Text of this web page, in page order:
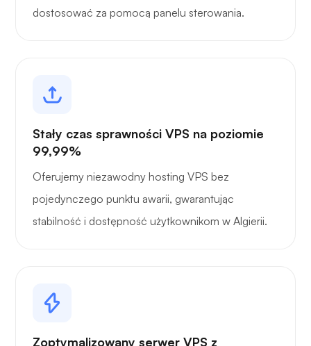
dostosować za pomocą panelu sterowania.
Stały czas sprawności VPS na poziomie
99,99%
Oferujemy niezawodny hosting VPS bez
pojedynczego punktu awarii, gwarantując
stabilność i dostępność użytkownikom w Algierii.
Zoptymalizowany serwer VPS z